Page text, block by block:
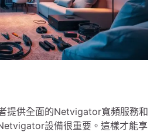
提供全面的Netvigator寬頻服務和
設備很重要。這樣才能享